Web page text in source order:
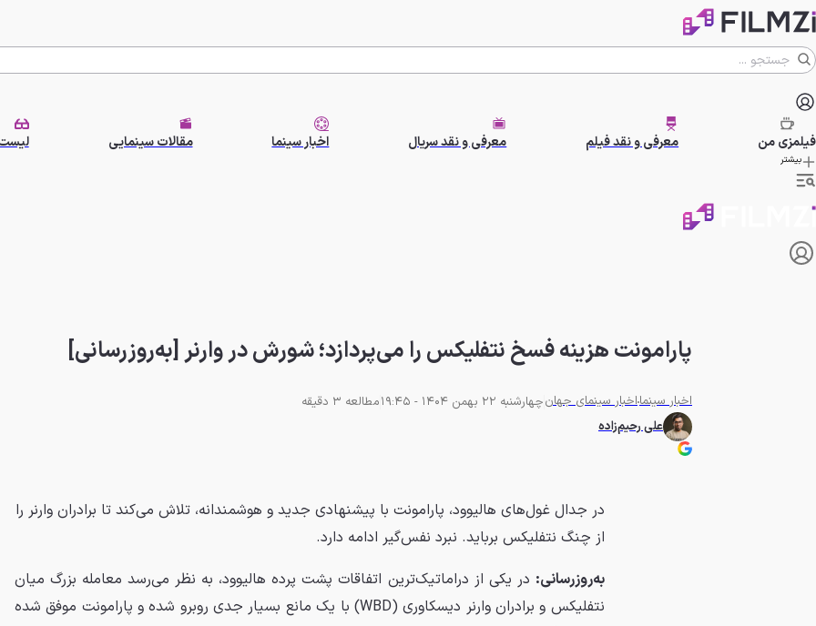
فیلمزیمن معرفی و نقد فیلم معرفی و نقد سریال اخبار سینما مقالات سینمایی
بیشتر
پارامونت هزینه فسخ نتفلیکس را می‌پردازد؛ شورش در وارنر [به‌روزرسانی]
اخبار سینمااخبار سینمای جهانچهارشنبه 22 بهمن 1404 - 19:45
مطالعه 3 دقیقه
علی رحیم‌زاده
در جدال غول‌های هالیوود، پارامونت با پیشنهادی جدید و هوشمندانه، تلاش می‌کند تا برادران وارنر را
از چنگ نتفلیکس برباید. نبرد نفس‌گیر ادامه دارد.
به‌روزرسانی: در یکی از دراماتیک‌ترین اتفاقات پشت پرده هالیوود، به نظر می‌رسد معامله بزرگ میان
نتفلیکس و برادران وارنر دیسکاوری (WBD) با یک مانع بسیار جدی روبرو شده و پارامونت موفق شده